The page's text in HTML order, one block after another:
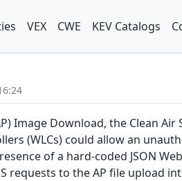
VEX CWE KEV Catalogs
Image Download, the Clean
(WLCs) could allow an
of a hard-coded JSON
requests to the AP file upload